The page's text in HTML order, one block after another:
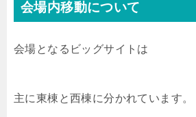
会場内移動について
会場となるビッグサイトは
主に東棟と西棟に分かれています。